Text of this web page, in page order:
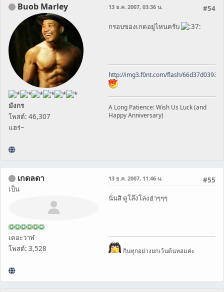
Buob Marley
มังกร
โพสต์: 46,307
แฮร่~
#54
13 ธ.ค. 2007, 03:36 น.
กรอบของเกดอยู่ไหนครับ
http://img3.f0nt.com/flash/
A Long Patience: Wish Us Luck (and
Happy Anniversary)
เกดลดา
เป็น
เดอะวาฬ
โพสต์: 3,528
#55
13 ธ.ค. 2007, 11:46 น.
นั่นสิ ดูโล๊งโล่งฮ่าๆๆๆ
กินทุกอย่างยกเว้นต้นหอมค่ะ